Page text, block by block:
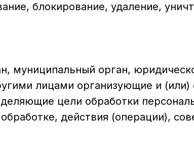
блокирование, удаление,
муниципальный орган,
лицами организующие и
цели обработки
действия (операции),